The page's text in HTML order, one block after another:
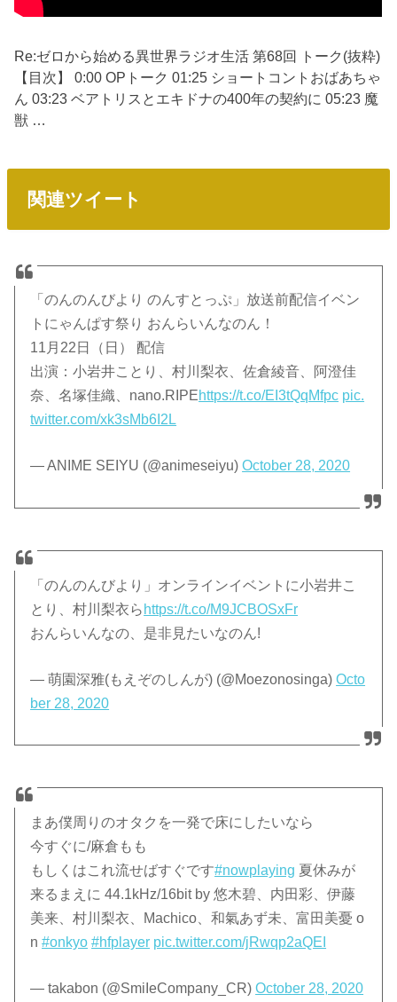
Re:ゼロから始める異世界ラジオ生活 第68回 トーク(抜粋)
【目次】 0:00 OPトーク 01:25 ショートコントおばあちゃ
ん 03:23 ベアトリスとエキドナの400年の契約に 05:23 魔
獣 …
関連ツイート
「のんのんびより のんすとっぷ」放送前配信イベン
トにゃんぱす祭り おんらいんなのん！
11月22日（日） 配信
出演：小岩井ことり、村川梨衣、佐倉綾音、阿澄佳
奈、名塚佳織、nano.RIPEhttps://t.co/EI3tQqMfpc pic.
twitter.com/xk3sMb6I2L
— ANIME SEIYU (@animeseiyu)October 28, 2020
「のんのんびより」オンラインイベントに小岩井こ
とり、村川梨衣ら https://t.co/M9JCBOSxFr
おんらいんなの、是非見たいなのん!
— 萌園深雅(もえぞのしんが) (@Moezonosinga)Octo
ber 28, 2020
まあ僕周りのオタクを一発で床にしたいなら
今すぐに/麻倉もも
もしくはこれ流せばすぐです#nowplaying 夏休みが
来るまえに 44.1kHz/16bit by 悠木碧、内田彩、伊藤
美来、村川梨衣、Machico、和氣あず未、富田美憂 o
n#onkyo #hfplayer pic.twitter.com/jRwqp2aQEI
— takabon (@SmiIeCompany_CR)October 28, 2020